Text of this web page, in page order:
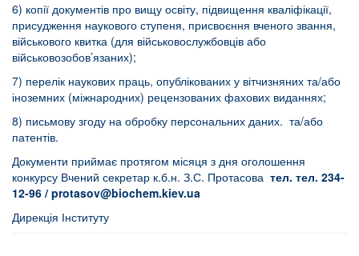
6) копії документів про вищу освіту, підвищення кваліфікації,
присудження наукового ступеня, присвоєння вченого звання,
військового квитка (для військовослужбовців або
військовозобов’язаних);
7) перелік наукових праць, опублікованих у вітчизняних та/або
іноземних (міжнародних) рецензованих фахових виданнях;
8) письмову згоду на обробку персональних даних. та/або
патентів.
Документи приймає протягом місяця з дня оголошення
конкурсу Вчений секретар к.б.н. З.С. Протасова тел. тел. 234-
12-96 / protasov@biochem.kiev.ua
Дирекція Інституту